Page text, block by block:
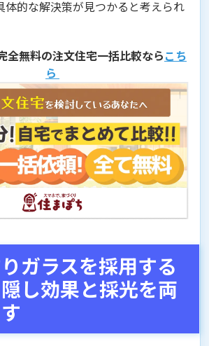
体的な解決策が見つかると考えられ
全無料の注文住宅一括比較ならこち
ら
ガラスを採用する
し効果と採光を両